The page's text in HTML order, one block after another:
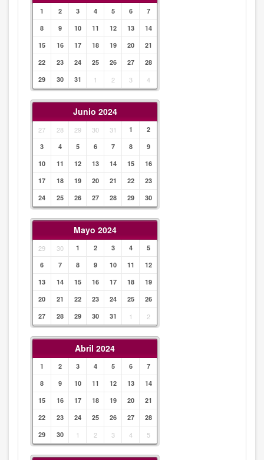
1 2 3 4 5 6
7
8
9 10 11 12 13
14
15
16 17 18 19 20
21
22
23 24 25 26 27
28
29
30 31 1 2 3 4
Junio 2024
27 28 29 30 31 1
2
3
4 5 6 7 8
9
10
11 12 13 14 15
16
17
18 19 20 21 22
23
24
25 26 27 28 29 30
Mayo 2024
29 30 1 2 3 4
5
6
7 8 9 10 11
12
13
14 15 16 17 18
19
20
21 22 23 24 25
26
27
28 29 30 31 1 2
Abril 2024
1 2 3 4 5 6
7
8
9 10 11 12 13
14
15
16 17 18 19 20
21
22
23 24 25 26 27
28
29
30 1 2 3 4 5